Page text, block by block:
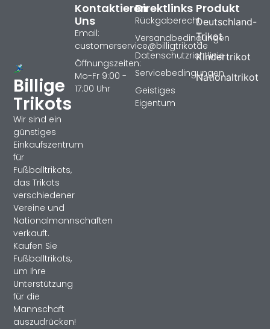
Billige
Trikots
Wir sind ein
günstiges
Einkaufszentrum
für
Fußballtrikots,
das Trikots
verschiedener
Vereine und
Nationalmannschaften
verkauft.
Kaufen Sie
Fußballtrikots,
um Ihre
Unterstützung
für die
Mannschaft
auszudrücken!
Produkt
Deutschland-
Trikot
Kindertrikot
Nationaltrikot
Direktlinks
Rückgaberecht
Versandbedingungen
Datenschutzrichtlinie
Servicebedingungen
Geistiges
Eigentum
Kontaktieren
Uns
Email:
customerservice@billigtrikotde
Öffnungszeiten:
Mo-Fr 9:00 -
17:00 Uhr